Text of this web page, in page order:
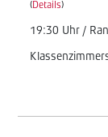
(Details)
19:30 Uhr /